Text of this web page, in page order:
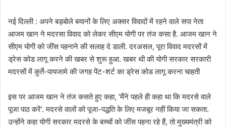
नई दिल्ली : अपने बड़बोले बयानों के लिए अक्सर विवादों में रहने वाले सपा नेता
आजम खान ने मदरसा विवाद को लेकर सीएम योगी पर तंज कसा है. आजम खान ने
सीएम योगी को जींस पहनाने की सलाह दे डाली. दरअसल, पूरा विवाद मदरसों में
ड्रेस कोड लागू करने की खबर से शुरू हुआ. खबर थी की योगी सरकार सरकारी
मदरसों में कुर्ते-पायजामे की जगह पेंट-शर्ट का ड्रेस कोड लागू करना चाहती
इस पर आजम खान ने तंज कसते हुए कहा, ‘मैंने पहले ही कहा था कि मदरसे वाले
पूजा पाठ करें’. मदरसे वालों को पूजा-पद्धति के लिए मजबूर नहीं किया जा सकता.
उन्होंने कहा योगी सरकार मदरसे के बच्चों को जींस पहना रहे हैं, तो मुख्यमंत्री को